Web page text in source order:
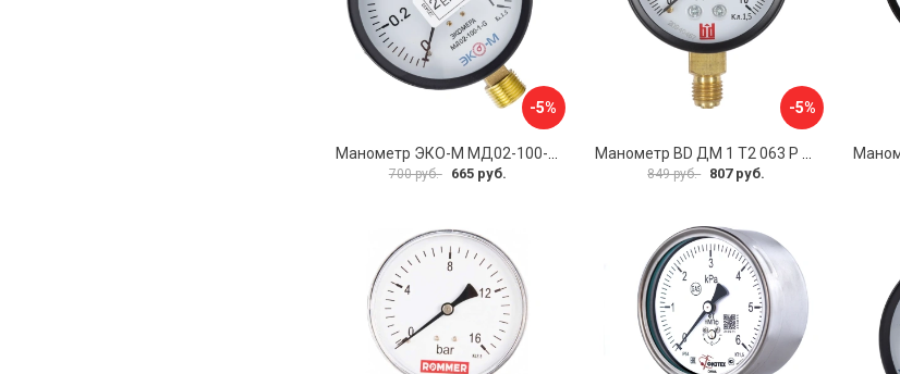
-5%
700 руб. 665 руб.
-5%
849 руб. 807 руб.